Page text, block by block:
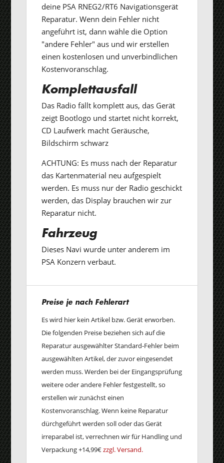
deine PSA RNEG2/RT6 Navigationsgerät
Reparatur. Wenn dein Fehler nicht
angeführt ist, dann wähle die Option
"andere Fehler" aus und wir erstellen
einen kostenlosen und unverbindlichen
Kostenvoranschlag.
Komplettausfall
Das Radio fällt komplett aus, das Gerät
zeigt Bootlogo und startet nicht korrekt,
CD Laufwerk macht Geräusche,
Bildschirm schwarz
ACHTUNG: Es muss nach der Reparatur
das Kartenmaterial neu aufgespielt
werden. Es muss nur der Radio geschickt
werden, das Display brauchen wir zur
Reparatur nicht.
Fahrzeug
Dieses Navi wurde unter anderem im
PSA Konzern verbaut.
Preise je nach Fehlerart
Es wird hier kein Artikel bzw. Gerät erworben.
Die folgenden Preise beziehen sich auf die
Reparatur ausgewählter Standard-Fehler beim
ausgewählten Artikel, der zuvor eingesendet
werden muss. Werden bei der Eingangsprüfung
weitere oder andere Fehler festgestellt, so
erstellen wir zunächst einen
Kostenvoranschlag. Wenn keine Reparatur
dürchgeführt werden soll oder das Gerät
irreparabel ist, verrechnen wir für Handling und
Verpackung +14,99€zzgl. Versand.